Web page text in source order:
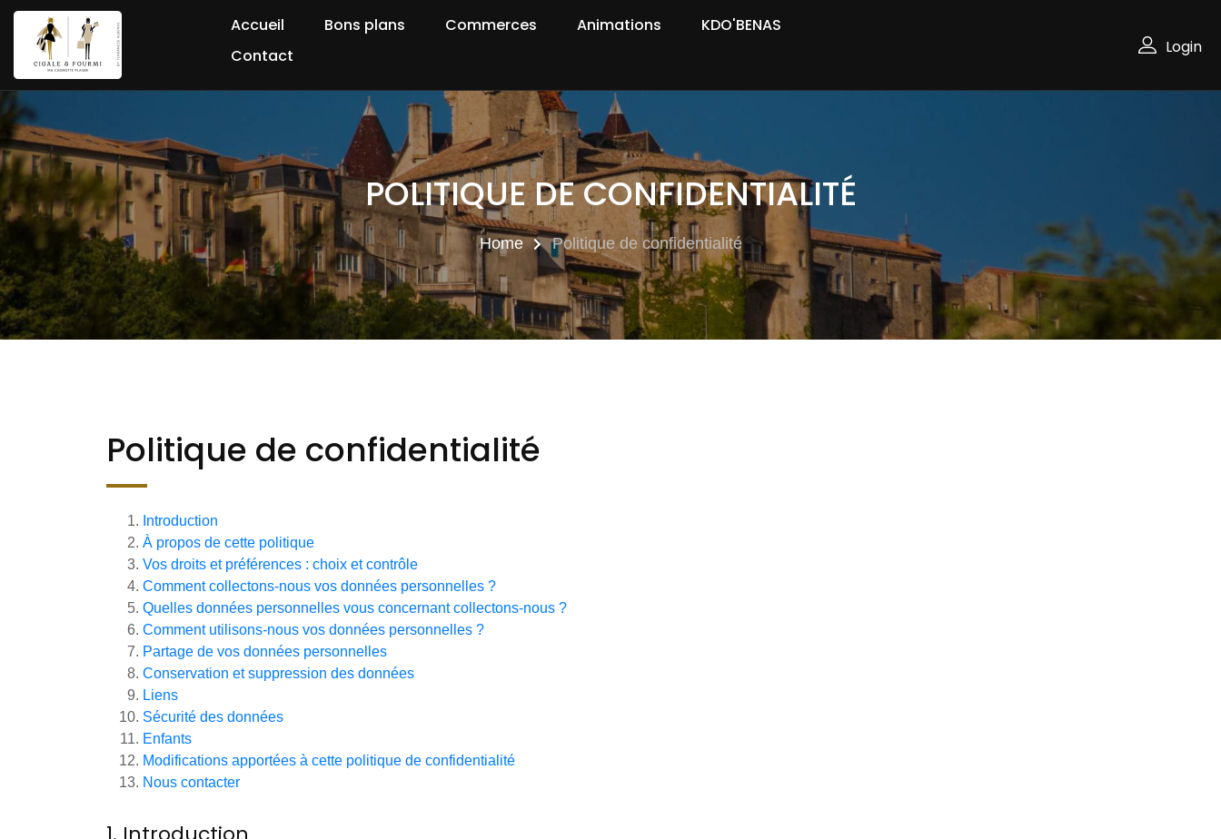
Accueil Bons plans Commerces Animations
KDO'BENAS
Contact
Login
POLITIQUE DE CONFIDENTIALITÉ
Home Politique de confidentialité
Politique de confidentialité
Introduction
À propos de cette politique
Vos droits et préférences : choix et contrôle
Comment collectons-nous vos données personnelles ?
Quelles données personnelles vous concernant collectons-nous ?
Comment utilisons-nous vos données personnelles ?
Partage de vos données personnelles
Conservation et suppression des données
Liens
Sécurité des données
Enfants
Modifications apportées à cette politique de confidentialité
Nous contacter